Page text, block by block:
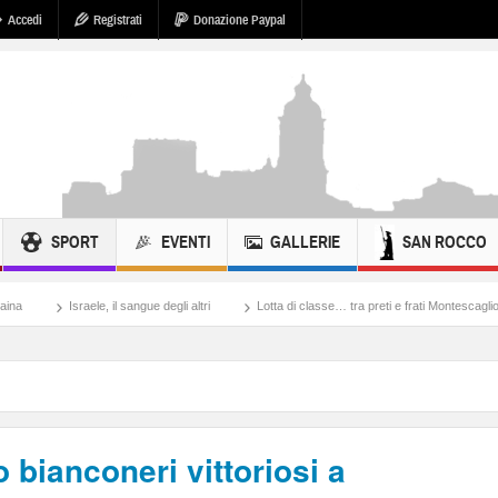
Accedi Registrati Donazione Paypal
SPORT EVENTI GALLERIE SAN ROCCO
sangue degli altri Lotta di classe… tra preti e frati Montescaglioso
bianconeri vittoriosi a